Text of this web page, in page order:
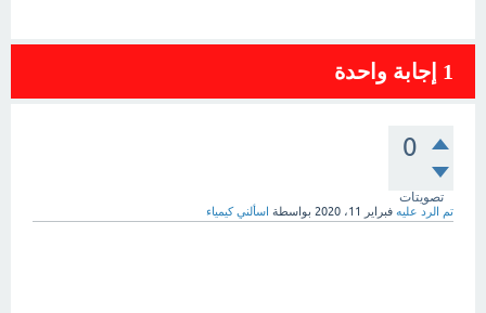
1 إجابة واحدة
0
تصويتات
تم الرد عليه فبراير 11، 2020 بواسطة اسألني كيمياء